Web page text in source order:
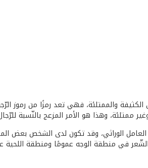
الكثيفة والممتلئة، فهي تعد رمزًا من
وهذا هو الأمر المزعج بالنّسبة
الوراثي، وقد تكون لدى الشخص بعض
في منطقة الوجه عمومًا ومنطقة